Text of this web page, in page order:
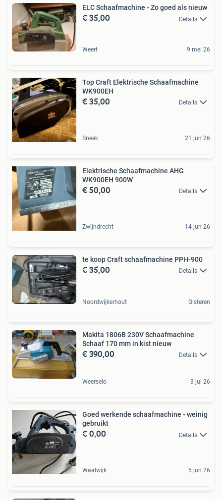
ELC Schaafmachine - Zo goed als nieuw
€ 35,00 Details
Weert 9 mei 26
Top Craft Elektrische Schaafmachine
WK900EH
€ 35,00 Details
Sneek 21 jun 26
Elektrische Schaafmachine AHG
WK900EH 900W
€ 50,00 Details
Zwijndrecht 14 jun 26
te koop Craft schaafmachine PPH-900
€ 35,00 Details
Noordwijkerhout Gisteren
Makita 1806B 230V Schaafmachine
Schaaf 170 mm in kist nieuw
€ 390,00 Details
Weerselo 3 jul 26
Goed werkende schaafmachine - weinig
gebruikt
€ 0,00 Details
Waalwijk 5 jun 26